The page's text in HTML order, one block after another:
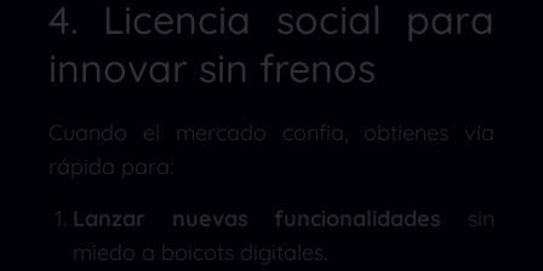
4. Licencia social para
innovar sin frenos
Cuando el mercado confía, obtienes vía
rápida para:
Lanzar nuevas funcionalidades sin
miedo a boicots digitales.